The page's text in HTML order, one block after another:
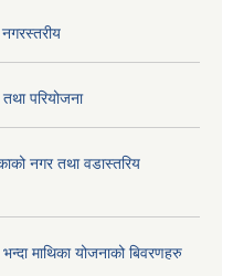
परियोजना
नगर तथा वडास्तरिय
माथिका योजनाको बिवरणहरु